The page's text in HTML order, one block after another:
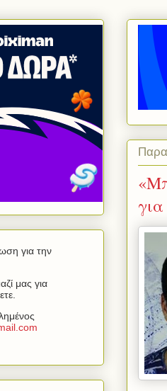
για την
μας για
com